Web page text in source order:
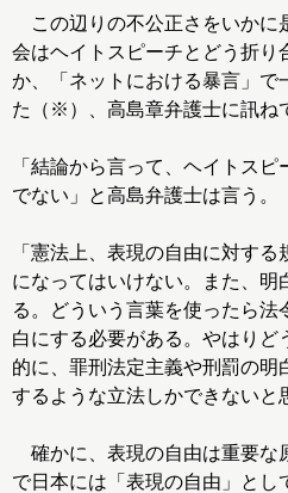
この辺りの不公正さをいかに
会はヘイトスピーチとどう折り
か、「ネットにおける暴言」で
た（※）、高島章弁護士に訊ね
「結論から言って、ヘイトスピ
でない」と高島弁護士は言う。
「憲法上、表現の自由に対する
になってはいけない。また、明
る。どういう言葉を使ったら法
白にする必要がある。やはりど
的に、罪刑法定主義や刑罰の明
するような立法しかできないと
確かに、表現の自由は重要な
で日本には「表現の自由」とし